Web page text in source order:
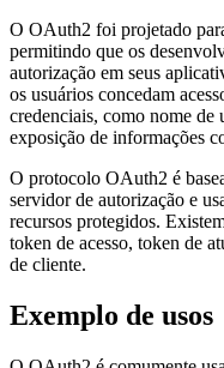
O OAuth2 foi projetado
permitindo que os
autorização em seus
os usuários concedam
credenciais, como nome de
exposição de informações
O protocolo OAuth2 é
servidor de autorização e
recursos protegidos.
token de acesso, token de
de cliente.
Exemplo de usos